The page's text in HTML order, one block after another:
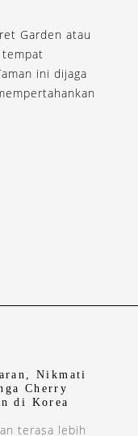
Garden atau
tempat
ini dijaga
Nikmati
Cherry
di Korea
terasa lebih